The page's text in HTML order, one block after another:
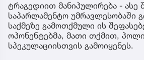
ტრაგედიით მანიპულირება - ასე
საპარლამენტო უმრავლესობაში
საქმეზე გამოთქმული ის
ოპონენტებმა, მათი თქმით,
სპეკულაციისთვის გამოიყენეს.